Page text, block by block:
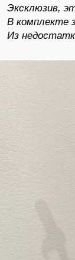
Эксклюзив,
В комплекте
Из